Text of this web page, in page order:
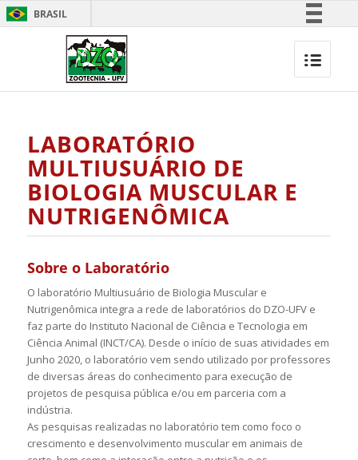
BRASIL
Canais
LABORATÓRIO
MULTIUSUÁRIO DE
BIOLOGIA MUSCULAR E
NUTRIGENÔMICA
Sobre o Laboratório
O laboratório Multiusuário de Biologia Muscular e
Nutrigenômica integra a rede de laboratórios do DZO-UFV e
faz parte do Instituto Nacional de Ciência e Tecnologia em
Ciência Animal (INCT/CA). Desde o início de suas atividades em
Junho 2020, o laboratório vem sendo utilizado por professores
de diversas áreas do conhecimento para execução de
projetos de pesquisa pública e/ou em parceria com a
indústria.
As pesquisas realizadas no laboratório tem como foco o
crescimento e desenvolvimento muscular em animais de